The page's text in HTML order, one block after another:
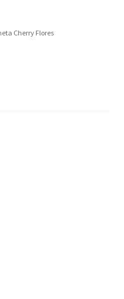
Cherry Flores